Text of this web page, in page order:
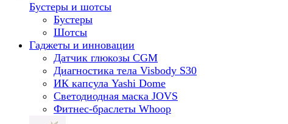
Бустеры и шотсы
Бустеры
Шотсы
Гаджеты и инновации
Датчик глюкозы CGM
Диагностика тела Visbody S30
ИК капсула Yashi Dome
Светодиодная маска JOVS
Фитнес-браслеты Whoop